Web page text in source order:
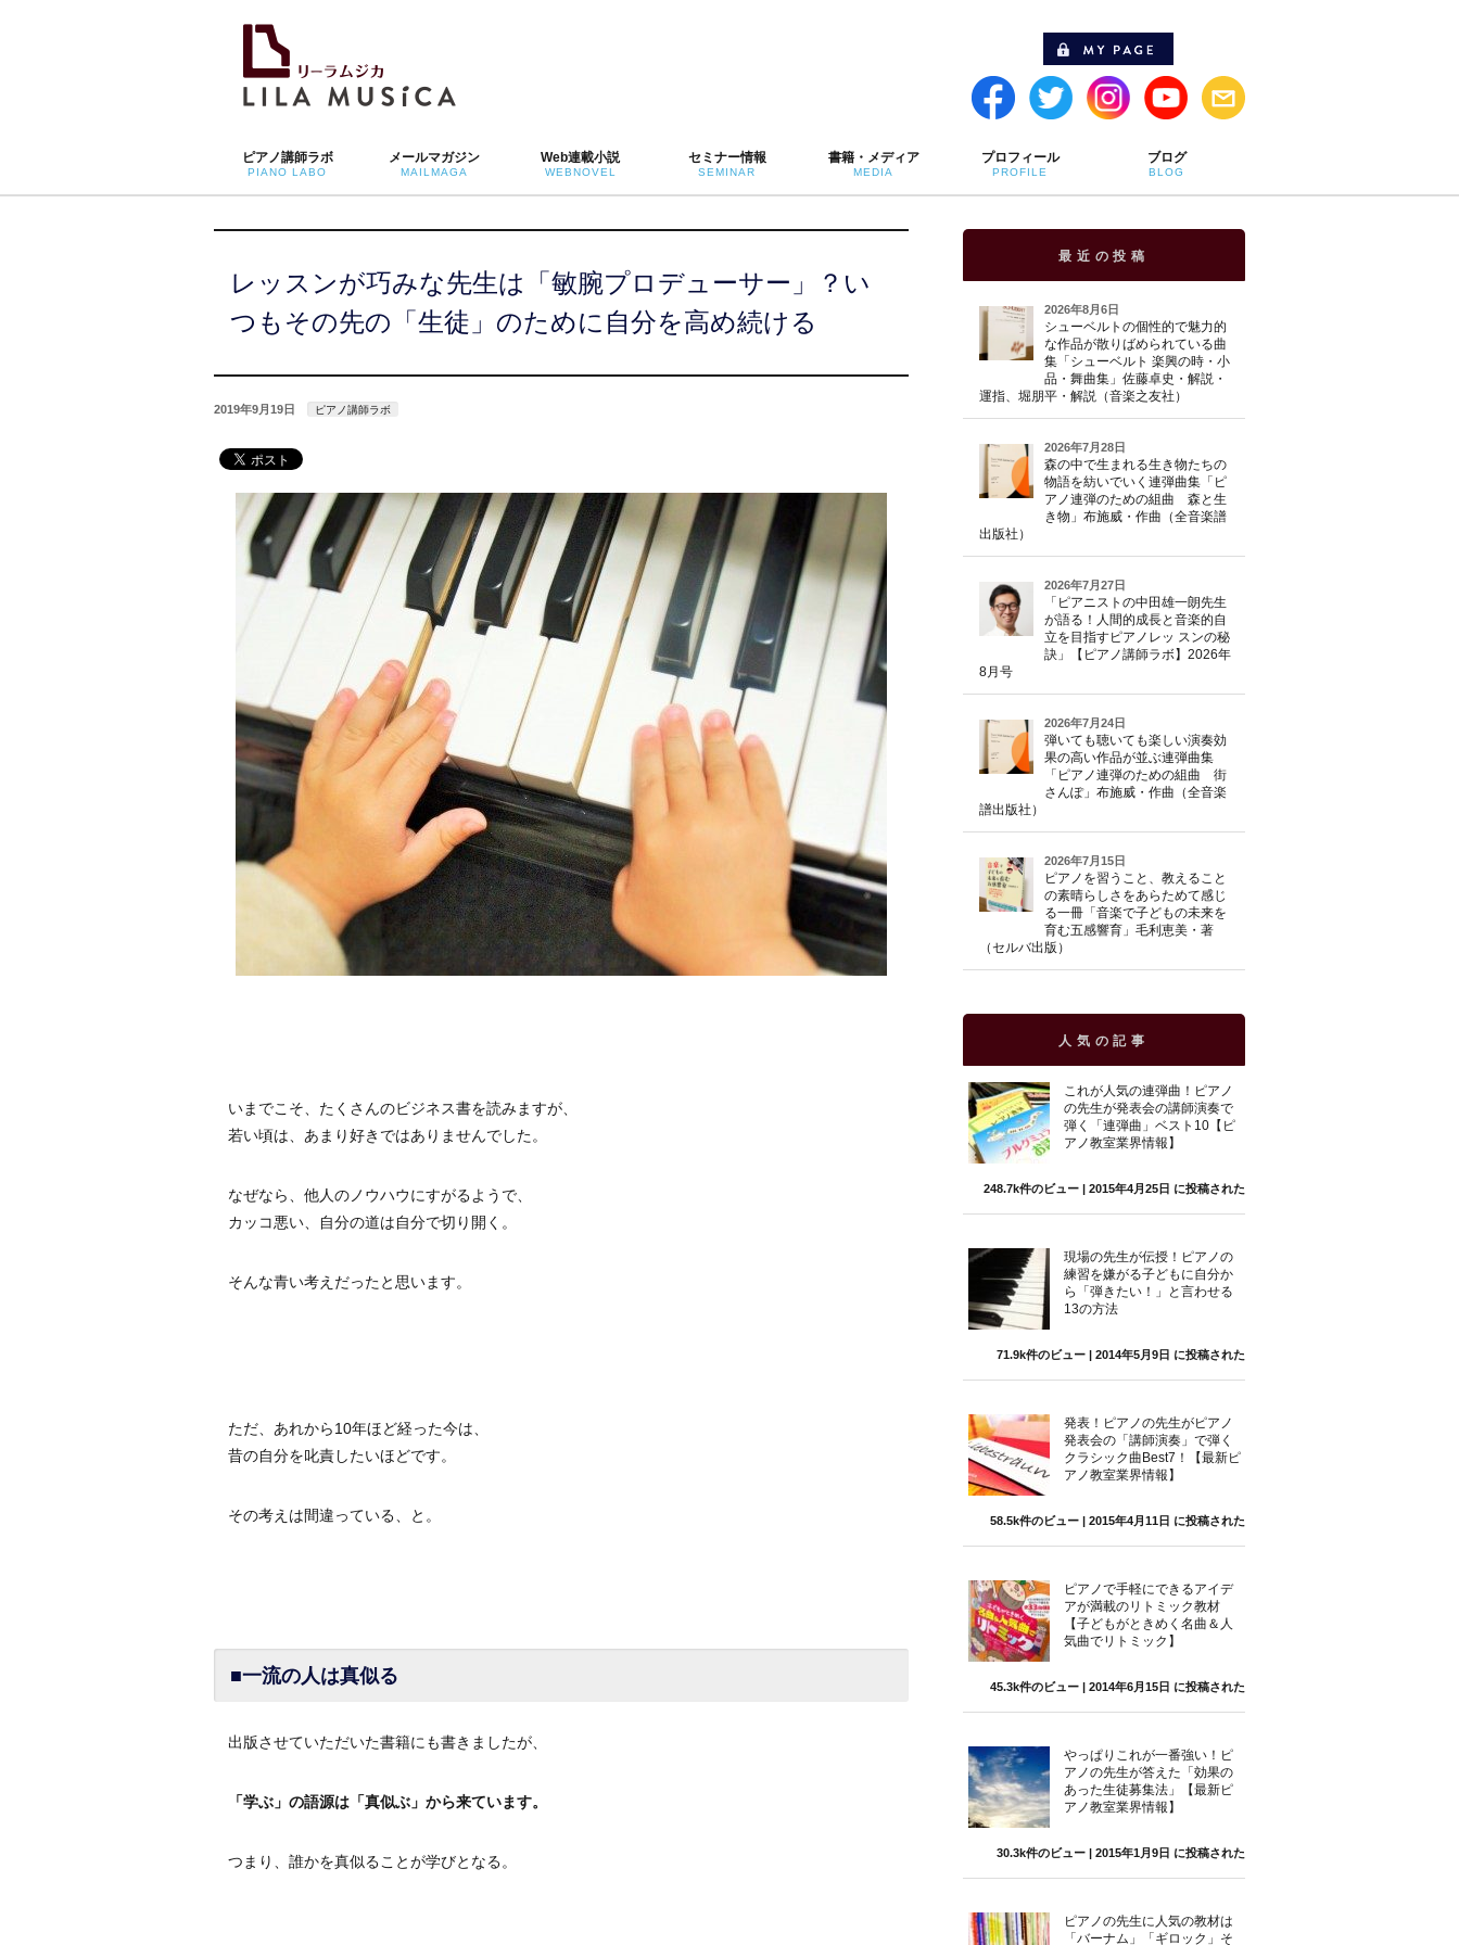
ピアノ講師ラボ
PIANO LABO
メールマガジン
MAILMAGA
Web連載小説
WEBNOVEL
セミナー情報
SEMINAR
書籍・メディア
MEDIA
プロフィール
PROFILE
ブログ
BLOG
レッスンが巧みな先生は「敏腕プロデューサー」？い
つもその先の「生徒」のために自分を高め続ける
2019年9月19日 ピアノ講師ラボ
いまでこそ、たくさんのビジネス書を読みますが、
若い頃は、あまり好きではありませんでした。
なぜなら、他人のノウハウにすがるようで、
カッコ悪い、自分の道は自分で切り開く。
そんな青い考えだったと思います。
ただ、あれから10年ほど経った今は、
昔の自分を叱責したいほどです。
その考えは間違っている、と。
■一流の人は真似る
出版させていただいた書籍にも書きましたが、
「学ぶ」の語源は「真似ぶ」から来ています。
つまり、誰かを真似ることが学びとなる。
最近の投稿
2026年8月6日
シューベルトの個性的で魅力的
な作品が散りばめられている曲
集「シューベルト 楽興の時・小
品・舞曲集」佐藤卓史・解説・
運指、堀朋平・解説（音楽之友社）
2026年7月28日
森の中で生まれる生き物たちの
物語を紡いでいく連弾曲集「ピ
アノ連弾のための組曲 森と生
き物」布施威・作曲（全音楽譜
出版社）
2026年7月27日
「ピアニストの中田雄一朗先生
が語る！人間的成長と音楽的自
立を目指すピアノレッ スンの秘
訣」【ピアノ講師ラボ】2026年
8月号
2026年7月24日
弾いても聴いても楽しい演奏効
果の高い作品が並ぶ連弾曲集
「ピアノ連弾のための組曲 街
さんぽ」布施威・作曲（全音楽
譜出版社）
2026年7月15日
ピアノを習うこと、教えること
の素晴らしさをあらためて感じ
る一冊「音楽で子どもの未来を
育む五感響育」毛利恵美・著
（セルバ出版）
人気の記事
これが人気の連弾曲！ピアノ
の先生が発表会の講師演奏で
弾く「連弾曲」ベスト10【ピ
アノ教室業界情報】
248.7k件のビュー | 2015年4月25日 に投稿された
現場の先生が伝授！ピアノの
練習を嫌がる子どもに自分か
ら「弾きたい！」と言わせる
13の方法
71.9k件のビュー | 2014年5月9日 に投稿された
発表！ピアノの先生がピアノ
発表会の「講師演奏」で弾く
クラシック曲Best7！【最新ピ
アノ教室業界情報】
58.5k件のビュー | 2015年4月11日 に投稿された
ピアノで手軽にできるアイデ
アが満載のリトミック教材
【子どもがときめく名曲＆人
気曲でリトミック】
45.3k件のビュー | 2014年6月15日 に投稿された
やっぱりこれが一番強い！ピ
アノの先生が答えた「効果の
あった生徒募集法」【最新ピ
アノ教室業界情報】
30.3k件のビュー | 2015年1月9日 に投稿された
ピアノの先生に人気の教材は
「バーナム」「ギロック」そ